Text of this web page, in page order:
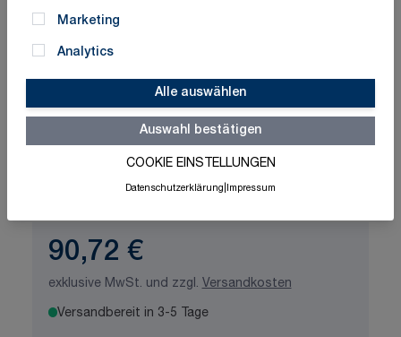
Marketing
Analytics
Alle auswählen
Auswahl bestätigen
COOKIE EINSTELLUNGEN
Datenschutzerklärung Impressum
ISO-zertifizierte Qualität
90,72 €
exklusive MwSt. und zzgl. Versandkosten
Versandbereit in 3-5 Tage